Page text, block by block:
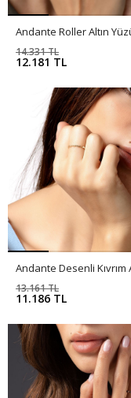
12.181 TL
14.331 TL
11.186 TL
13.161 TL